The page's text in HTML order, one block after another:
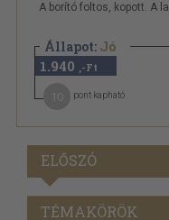
A borító foltos, kopott. A
Állapot: Jó
1.940 ,-Ft
pont kapható
ELŐSZÓ
TÉMAKÖRÖK